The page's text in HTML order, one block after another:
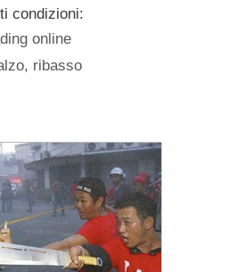
condizioni:
online
, ribasso